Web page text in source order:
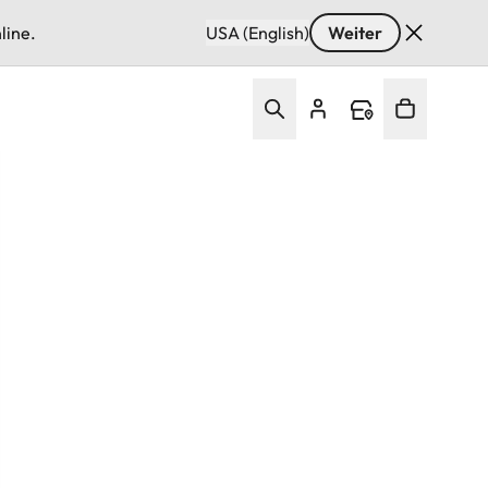
USA (English) Weiter